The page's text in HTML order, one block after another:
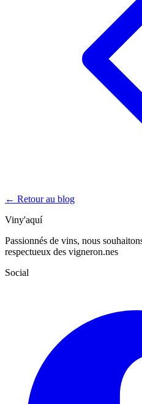
← Retour au blog
Viny'aquí
Passionnés de vins, nous
respectueux des vigneron.nes
Social